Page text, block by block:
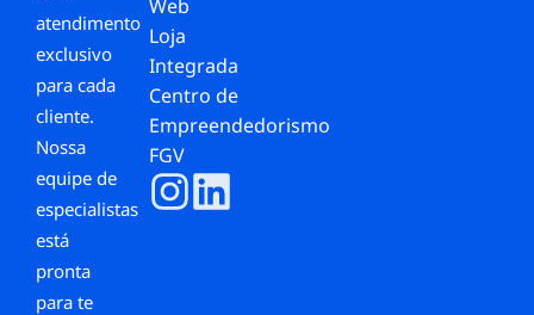
atendimento
exclusivo
para cada
cliente.
Nossa
equipe de
especialistas
está
pronta
para te
Web
Loja
Integrada
Centro de
Empreendedorismo
FGV